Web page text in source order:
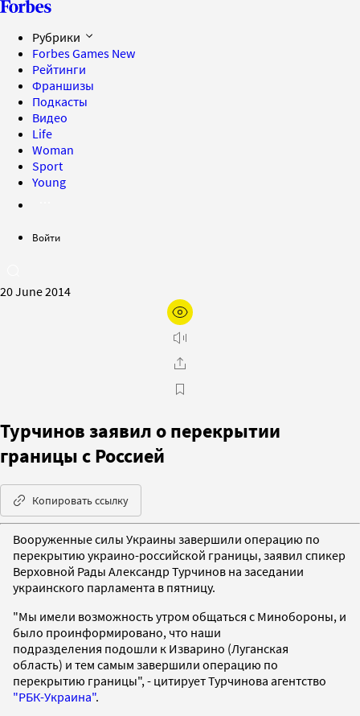
Рубрики
Forbes Games New
Рейтинги
Франшизы
Подкасты
Видео
Life
Woman
Sport
Young
Войти
20 June 2014
Турчинов заявил о перекрытии
границы с Россией
Копировать ссылку
Вооруженные силы Украины завершили операцию по
перекрытию украино-российской границы, заявил спикер
Верховной Рады Александр Турчинов на заседании
украинского парламента в пятницу.
"Мы имели возможность утром общаться с Минобороны, и
было проинформировано, что наши
подразделения подошли к Изварино (Луганская
область) и тем самым завершили операцию по
перекрытию границы", - цитирует Турчинова агентство
"РБК-Украина".